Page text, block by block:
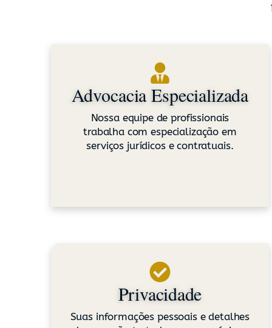
Advocacia Especializada
Nossa equipe de profissionais
trabalha com especialização em
serviços jurídicos e contratuais.
Privacidade
Suas informações pessoais e detalhes